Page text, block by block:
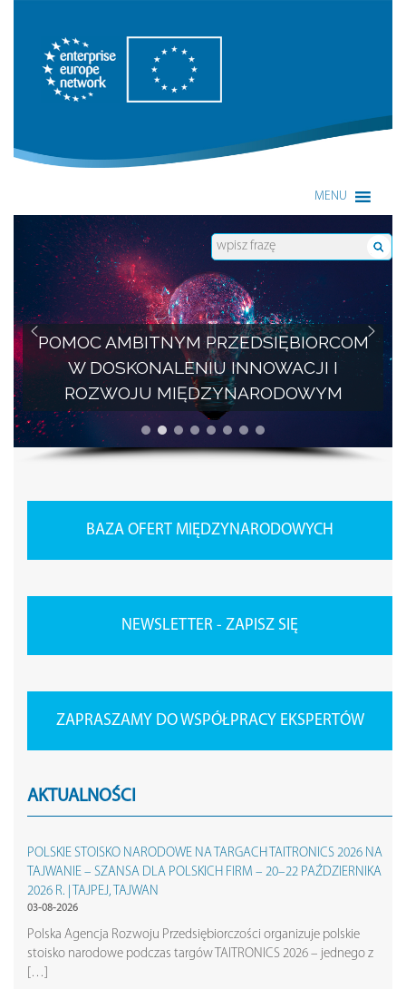
Enterprise Europe Network
MENU
POMOC AMBITNYM PRZEDSIĘBIORCOM
W DOSKONALENIU INNOWACJI I
ROZWOJU MIĘDZYNARODOWYM
BAZA OFERT MIĘDZYNARODOWYCH
NEWSLETTER - ZAPISZ SIĘ
ZAPRASZAMY DO WSPÓŁPRACY EKSPERTÓW
AKTUALNOŚCI
POLSKIE STOISKO NARODOWE NA TARGACH TAITRONICS 2026 NA
TAJWANIE – SZANSA DLA POLSKICH FIRM – 20–22 PAŹDZIERNIKA
2026 R. | TAJPEJ, TAJWAN
03-08-2026
Polska Agencja Rozwoju Przedsiębiorczości organizuje polskie
stoisko narodowe podczas targów TAITRONICS 2026 – jednego z
[…]